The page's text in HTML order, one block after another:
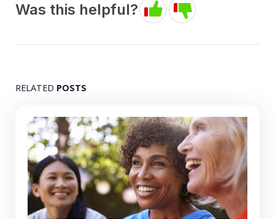
Was this helpful?
RELATED POSTS